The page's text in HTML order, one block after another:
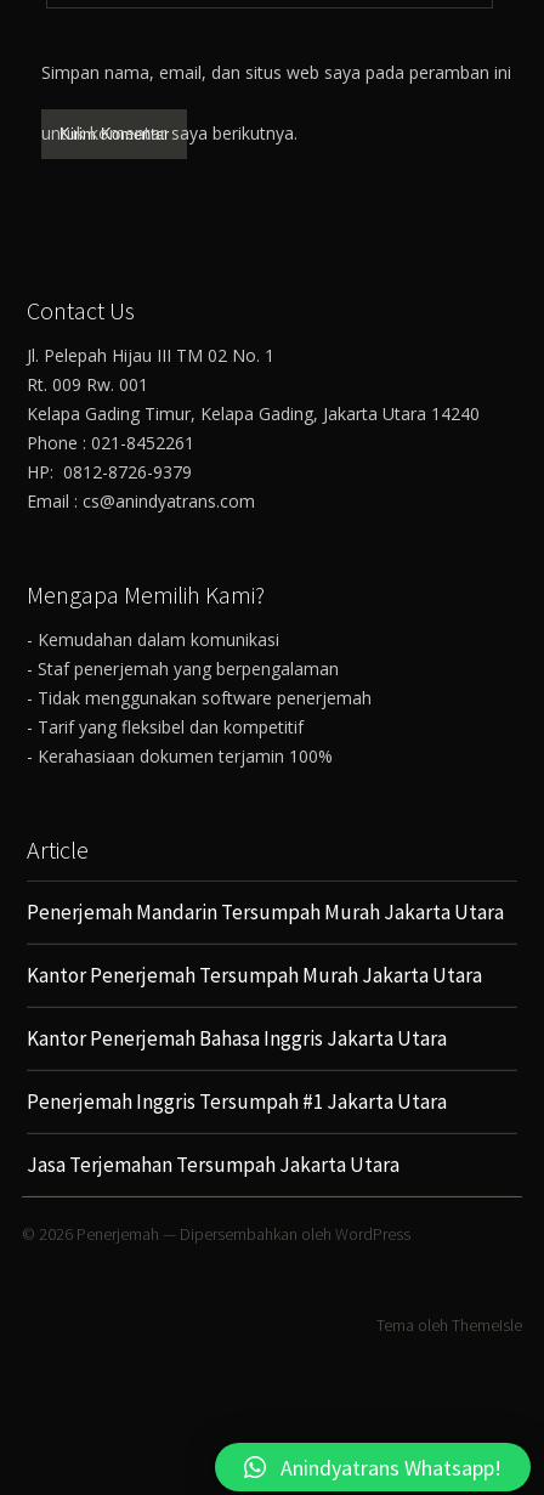
Simpan nama, email, dan situs web saya pada peramban ini
untuk komentar saya berikutnya.
Contact Us
Jl. Pelepah Hijau III TM 02 No. 1
Rt. 009 Rw. 001
Kelapa Gading Timur, Kelapa Gading, Jakarta Utara 14240
Phone : 021-8452261
HP: 0812-8726-9379
Email : cs@anindyatrans.com
Mengapa Memilih Kami?
- Kemudahan dalam komunikasi
- Staf penerjemah yang berpengalaman
- Tidak menggunakan software penerjemah
- Tarif yang fleksibel dan kompetitif
- Kerahasiaan dokumen terjamin 100%
Article
Penerjemah Mandarin Tersumpah Murah Jakarta Utara
Kantor Penerjemah Tersumpah Murah Jakarta Utara
Kantor Penerjemah Bahasa Inggris Jakarta Utara
Penerjemah Inggris Tersumpah #1 Jakarta Utara
Jasa Terjemahan Tersumpah Jakarta Utara
© 2026 Penerjemah — Dipersembahkan oleh WordPress
Tema olehThemeIsle
Anindyatrans Whatsapp!